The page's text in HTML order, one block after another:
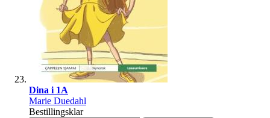
Dina i 1A
Marie Duedahl
Bestillingsklar